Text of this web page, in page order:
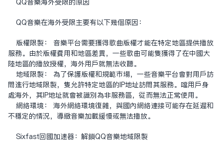
QQ音乐在海外受限主要有以下几个原因：
版权限制： 音乐平台需要获得歌曲版权才能在特定地区提供播放
服务。由于版权费用和地区差异，一些歌曲可能只获得了在中国大
陆地区的播放授权，海外用户就无法收听。
地域限制： 为了保护版权和规范市场，一些音乐平台会对用户访
问进行地域限制，只允许特定地区的IP地址访问其服务。当用户身
处海外，其IP地址就会被识别为非服务区，从而无法正常使用。
网络环境： 海外网络环境复杂，与国内网络连接可能存在延迟和
不稳定的情况，导致音乐加载缓慢或无法播放。
Sixfast回国加速器：解锁QQ音乐地域限制